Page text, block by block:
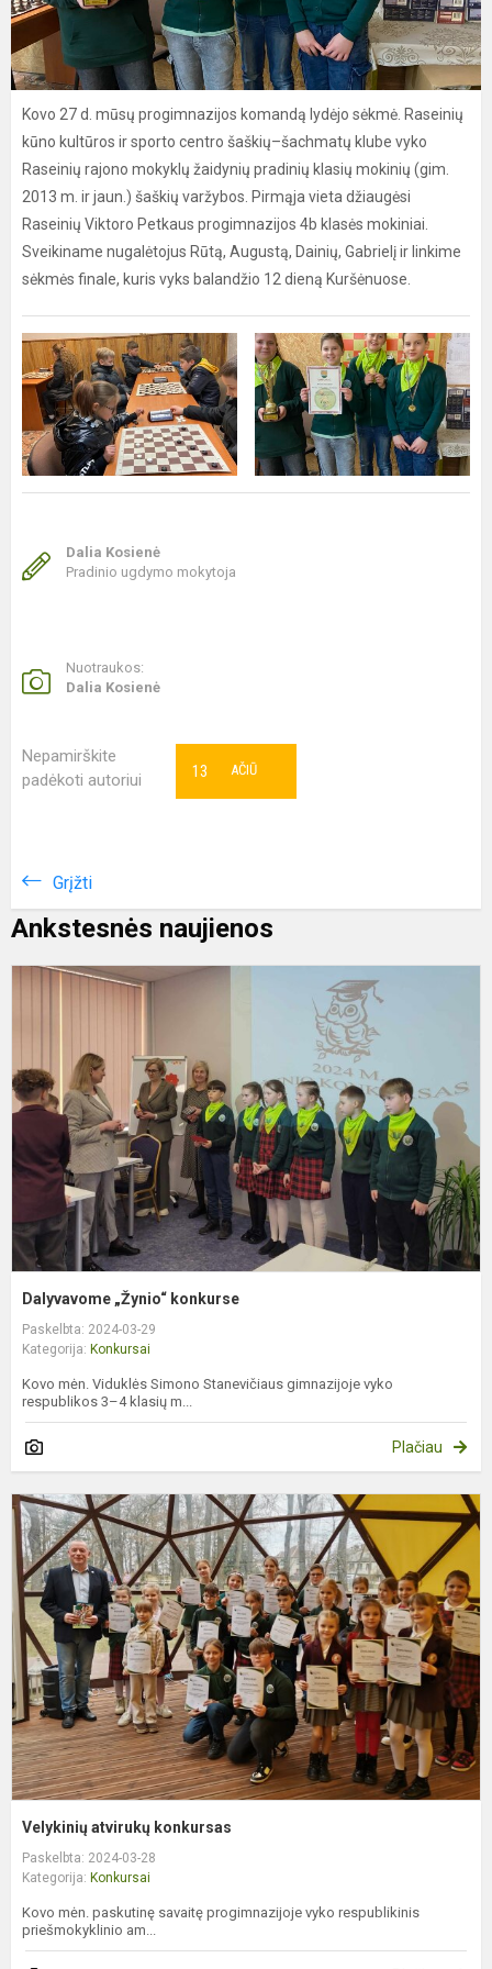
Kovo 27 d. mūsų progimnazijos komandą lydėjo sėkmė. Raseinių
kūno kultūros ir sporto centro šaškių–šachmatų klube vyko
Raseinių rajono mokyklų žaidynių pradinių klasių mokinių (gim.
2013 m. ir jaun.) šaškių varžybos. Pirmąja vieta džiaugėsi
Raseinių Viktoro Petkaus progimnazijos 4b klasės mokiniai.
Sveikiname nugalėtojus Rūtą, Augustą, Dainių, Gabrielį ir linkime
sėkmės finale, kuris vyks balandžio 12 dieną Kuršėnuose.
Dalia Kosienė
Pradinio ugdymo mokytoja
Nuotraukos:
Dalia Kosienė
Nepamirškite
padėkoti autoriui
AČIŪ
13
Grįžti
Ankstesnės naujienos
Dalyvavome „Žynio“ konkurse
Paskelbta: 2024-03-29
Kategorija: Konkursai
Kovo mėn. Viduklės Simono Stanevičiaus gimnazijoje vyko
respublikos 3–4 klasių m...
Plačiau
Velykinių atvirukų konkursas
Paskelbta: 2024-03-28
Kategorija: Konkursai
Kovo mėn. paskutinę savaitę progimnazijoje vyko respublikinis
priešmokyklinio am...